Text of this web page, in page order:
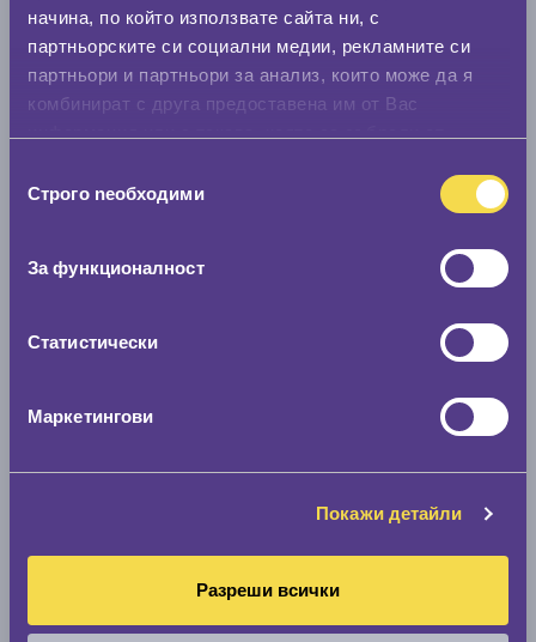
начина, по който използвате сайта ни, с
партньорските си социални медии, рекламните си
партньори и партньори за анализ, които може да я
комбинират с друга предоставена им от Вас
наСтрого nеобходими
За функционалност
Статистически
Маркетингови
Покажи детайли
Разреши всички
Стар размер
0 мм.
Скоростомер при 100